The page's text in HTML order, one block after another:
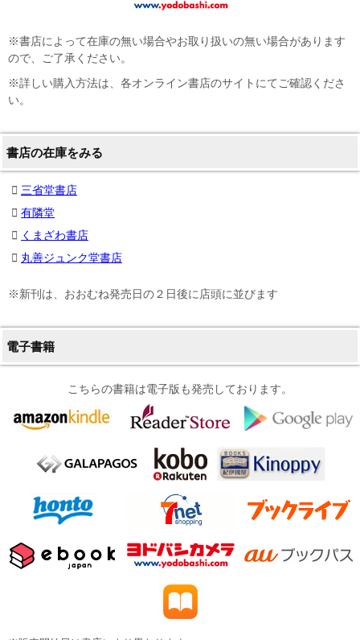
※書店によって在庫の無い場合やお取り扱いの無い場合があります
ので、ご了承ください。
※詳しい購入方法は、各オンライン書店のサイトにてご確認くださ
い。
書店の在庫をみる
三省堂書店
有隣堂
くまざわ書店
丸善ジュンク堂書店
※新刊は、おおむね発売日の２日後に店頭に並びます
電子書籍
こちらの書籍は電子版も発売しております。